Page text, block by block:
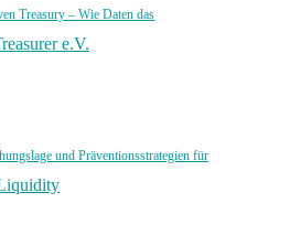
Treasury – Wie Daten das
e.V.
und Präventionsstrategien für